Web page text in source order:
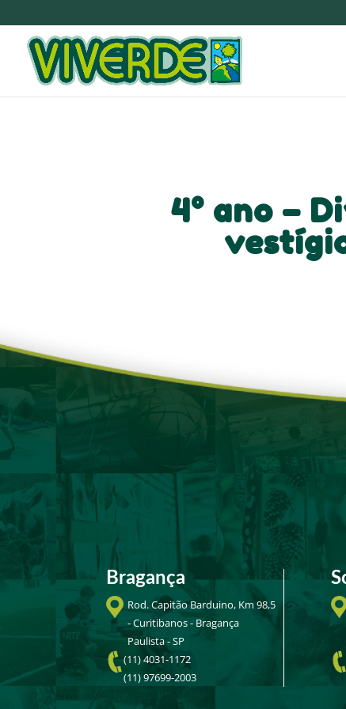
4° ano –
Bragança
Rod. Capitão Barduino, Km 98,5
- Curitibanos - Bragança
Paulista - SP
(11) 4031-1172
(11) 97699-2003